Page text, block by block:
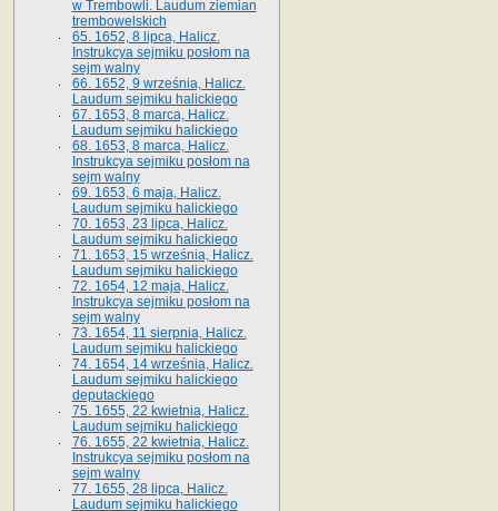
w Trembowli. Laudum ziemian
trembowelskich
65. 1652, 8 lipca, Halicz.
Instrukcya sejmiku posłom na
sejm walny
66. 1652, 9 września, Halicz.
Laudum sejmiku halickiego
67. 1653, 8 marca, Halicz.
Laudum sejmiku halickiego
68. 1653, 8 marca, Halicz.
Instrukcya sejmiku posłom na
sejm walny
69. 1653, 6 maja, Halicz.
Laudum sejmiku halickiego
70. 1653, 23 lipca, Halicz.
Laudum sejmiku halickiego
71. 1653, 15 września, Halicz.
Laudum sejmiku halickiego
72. 1654, 12 maja, Halicz.
Instrukcya sejmiku posłom na
sejm walny
73. 1654, 11 sierpnia, Halicz.
Laudum sejmiku halickiego
74. 1654, 14 września, Halicz.
Laudum sejmiku halickiego
deputackiego
75. 1655, 22 kwietnia, Halicz.
Laudum sejmiku halickiego
76. 1655, 22 kwietnia, Halicz.
Instrukcya sejmiku posłom na
sejm walny
77. 1655, 28 lipca, Halicz.
Laudum sejmiku halickiego